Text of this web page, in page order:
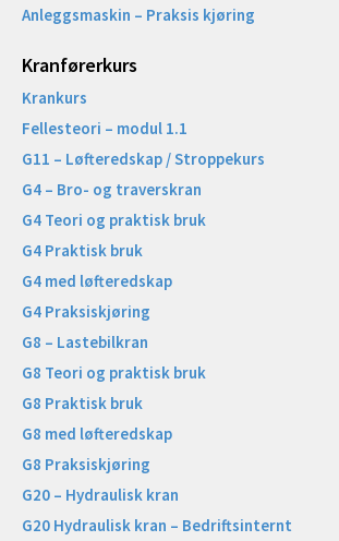
Anleggsmaskin – Praksis kjøring
Kranførerkurs
Krankurs
Fellesteori – modul 1.1
G11 – Løfteredskap / Stroppekurs
G4 – Bro- og traverskran
G4 Teori og praktisk bruk
G4 Praktisk bruk
G4 med løfteredskap
G4 Praksiskjøring
G8 – Lastebilkran
G8 Teori og praktisk bruk
G8 Praktisk bruk
G8 med løfteredskap
G8 Praksiskjøring
G20 – Hydraulisk kran
G20 Hydraulisk kran – Bedriftsinternt